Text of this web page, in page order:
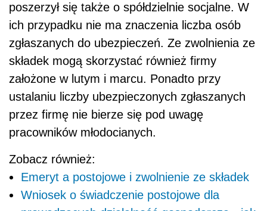
poszerzył się także o spółdzielnie socjalne. W
ich przypadku nie ma znaczenia liczba osób
zgłaszanych do ubezpieczeń. Ze zwolnienia ze
składek mogą skorzystać również firmy
założone w lutym i marcu. Ponadto przy
ustalaniu liczby ubezpieczonych zgłaszanych
przez firmę nie bierze się pod uwagę
pracowników młodocianych.
Zobacz również:
Emeryt a postojowe i zwolnienie ze składek
Wniosek o świadczenie postojowe dla